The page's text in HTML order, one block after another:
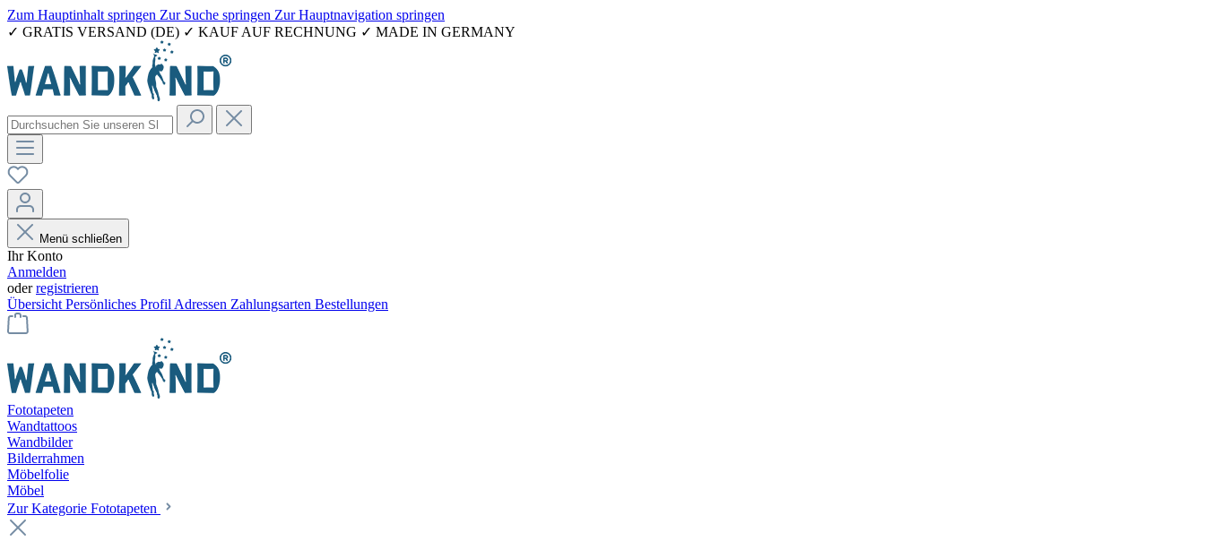
Zum Hauptinhalt springen Zur Suche springen Zur Hauptnavigation springen
✓ GRATIS VERSAND (DE) ✓ KAUF AUF RECHNUNG ✓ MADE IN GERMANY
Menü schließen
Ihr Konto
Anmelden
oderregistrieren
Übersicht Persönliches Profil Adressen Zahlungsarten Bestellungen
Fototapeten
Wandtattoos
Wandbilder
Bilderrahmen
Möbelfolie
Möbel
Zur Kategorie Fototapeten